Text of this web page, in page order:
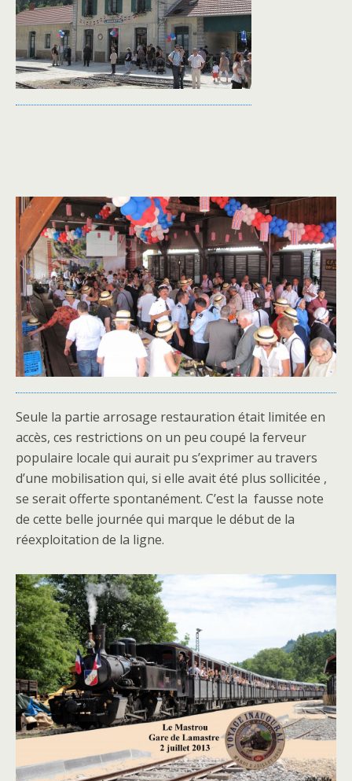
Seule la partie arrosage restauration était limitée en
accès, ces restrictions on un peu coupé la ferveur
populaire locale qui aurait pu s’exprimer au travers
d’une mobilisation qui, si elle avait été plus sollicitée ,
se serait offerte spontanément. C’est la fausse note
de cette belle journée qui marque le début de la
réexploitation de la ligne.